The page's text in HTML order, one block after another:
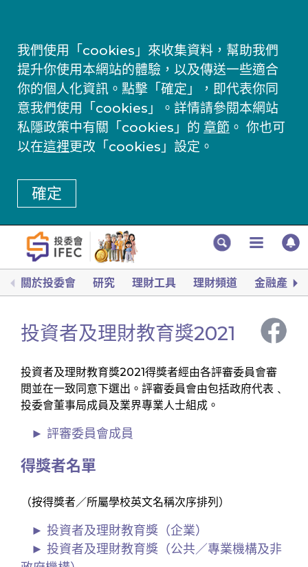
我們使用「cookies」來收集資料，幫助我們
提升你使用本網站的體驗，以及傳送一些適合
你的個人化資訊。點擊「確定」，即代表你同
意我們使用「cookies」。詳情請參閱本網站
私隱政策中有關「cookies」的 章節 。 你也可
以在這裡更改「cookies」設定。
確定
關於投委會 研究 理財工具 理財頻道 金融產品
投資者及理財教育獎2021
投資者及理財教育獎2021得獎者經由各評審委員會審
閱並在一致同意下選出。評審委員會由包括政府代表﹑
投委會董事局成員及業界專業人士組成。
評審委員會成員
得獎者名單
（按得獎者／所屬學校英文名稱次序排列）
投資者及理財教育獎（企業）
投資者及理財教育獎（公共／專業機構及非